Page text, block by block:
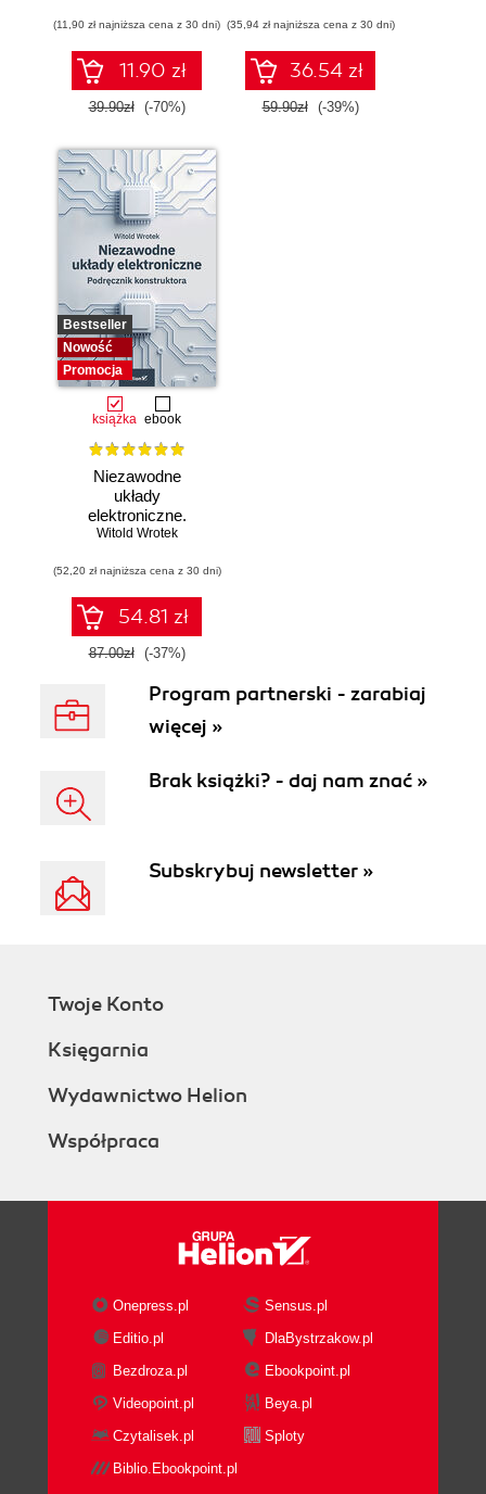
(11,90 zł najniższa cena z 30 dni)
11.90 zł
39.90zł (-70%)
świecie nauki
(35,94 zł najniższa cena z 30 dni)
36.54 zł
59.90zł (-39%)
Bestseller
Nowość
Promocja
książka ebook
Niezawodne
układy
elektroniczne.
Podręcznik
Witold Wrotek
(52,20 zł najniższa cena z 30 dni)
54.81 zł
87.00zł (-37%)
Program partnerski - zarabiaj
więcej »
Brak książki? - daj nam znać »
Subskrybuj newsletter »
Twoje Konto
Księgarnia
Wydawnictwo Helion
Współpraca
Onepress.pl
Sensus.pl
Editio.pl
DlaBystrzakow.pl
Bezdroza.pl
Ebookpoint.pl
Videopoint.pl
Beya.pl
Czytalisek.pl
Sploty
Biblio.Ebookpoint.pl